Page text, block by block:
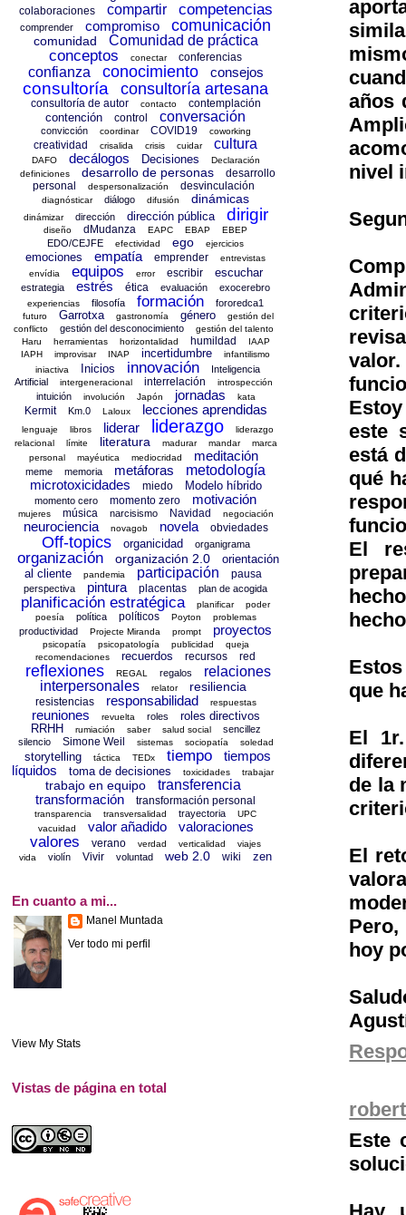
años
nivel
este
está
qué
El
que
El
de la
El
hoy
Este
colaboraciones compartir competencias
comprender compromiso comunicación
comunidad Comunidad de práctica
conceptos conectar conferencias
confianza conocimiento consejos
consultoría consultoría artesana
consultoría de autor contacto contemplación
contención control conversación
convicción coordinar COVID19 coworking
creatividad crisalida crisis cuidar cultura
DAFO decálogos Decisiones
Declaración
definiciones
desarrollo de personas
desarrollo
personal
despersonalización desvinculación
diagnósticar diálogo difusión dinámicas
dinámizar dirección dirección pública dirigir
diseño dMudanza EAPC EBAP EBEP
EDO/CEJFE efectividad ego ejercicios
emociones empatía emprender
entrevistas
envídia
equipos error escribir escuchar
estrategia estrés ética evaluación exocerebro
experiencias filosofía formación fororedca1
futuro Garrotxa gastronomía género
gestión del
conflicto
gestión del desconocimiento
gestión del talento
Haru
herramientas horizontalidad humildad
IAAP
IAPH
improvisar INAP incertidumbre
infantilismo
iniactiva
Inicios innovación
Inteligencia
Artificial
intergeneracional interrelación introspección
intuición involución Japón jornadas kata
Kermit Km.0 Laloux lecciones aprendidas
lenguaje libros liderar liderazgo
liderazgo
relacional
límite literatura madurar mandar
marca
personal
mayéutica mediocridad meditación
meme memoria metáforas
metodología
microtoxicidades
miedo Modelo híbrido
momento cero momento zero motivación
mujeres música narcisismo Navidad negociación
neurociencia novagob novela obviedades
Off-topics organicidad organigrama
organización organización 2.0
orientación
al cliente
pandemia participación pausa
perspectiva pintura placentas plan de acogida
planificación estratégica planificar
poder
poesía
política políticos Poyton problemas
productividad Projecte Miranda prompt proyectos
psicopatía psicopatología publicidad
queja
recomendaciones
recuerdos recursos red
reflexiones REGAL regalos
relaciones
interpersonales
relator resiliencia
resistencias responsabilidad respuestas
reuniones revuelta roles
roles directivos
RRHH
rumiación saber salud social
sencillez
silencio
Simone Weil sistemas sociopatía soledad
storytelling táctica TEDx tiempo
tiempos
líquidos
toma de decisiones toxicidades trabajar
trabajo en equipo
transferencia
transformación
transformación personal
transparencia transversalidad trayectoria
UPC
vacuidad
valor añadido valoraciones
valores verano verdad verticalidad
viajes
vida
violín Vivir voluntad web 2.0 wiki zen
En cuanto a mi...
Manel Muntada
Ver todo mi perfil
View My Stats
Vistas de página en total